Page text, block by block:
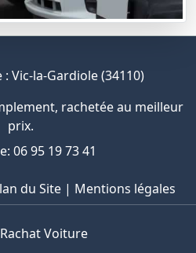
Vic-la-Gardiole (34110)
rachetée au meilleur
prix.
06 95 19 73 41
du Site | Mentions légales
Rachat Voiture